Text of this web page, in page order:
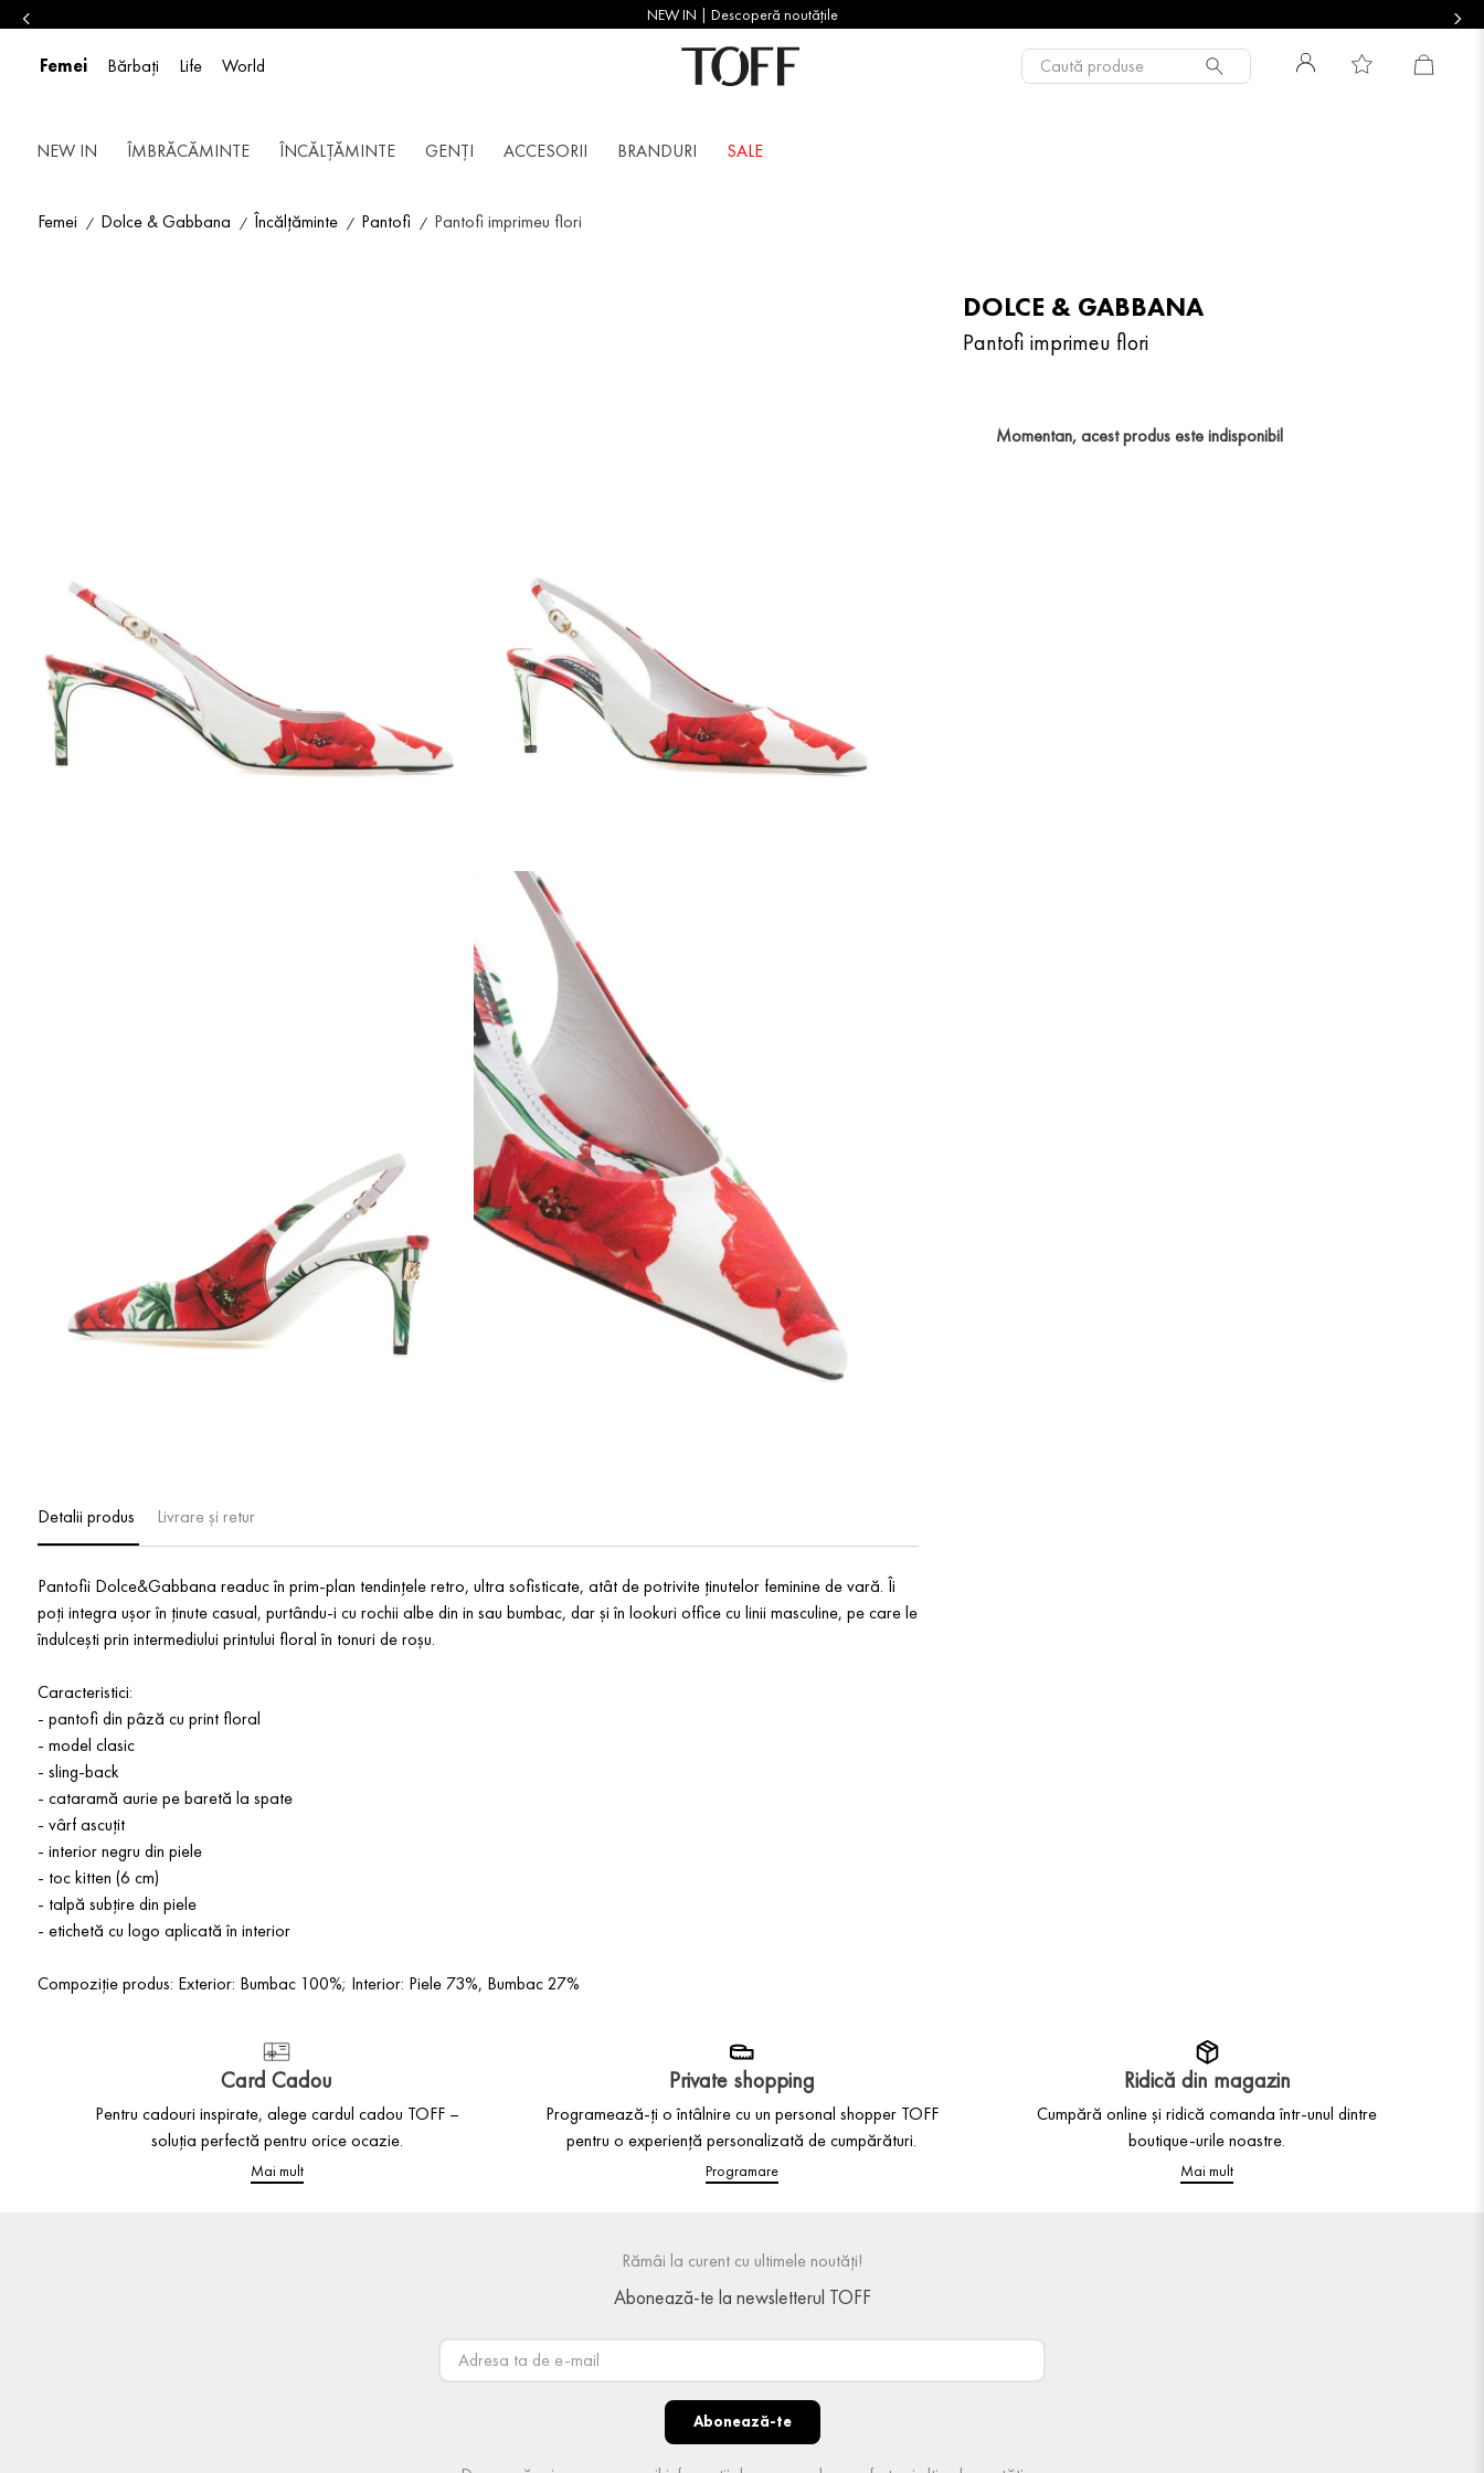
NEW IN | Descoperă noutățile
Femei Bărbați Life World Caută produse
NEW IN ÎMBRĂCĂMINTE ÎNCĂLȚĂMINTE GENȚI ACCESORII BRANDURI SALE
Femei Dolce & Gabbana Încălțăminte Pantofi Pantofi imprimeu flori
DOLCE & GABBANA
Pantofi imprimeu flori
Momentan, acest produs este indisponibil
Detalii produs Livrare și retur
Pantofii Dolce&Gabbana readuc în prim-plan tendințele retro, ultra sofisticate, atât de potrivite ținutelor feminine de vară. Îi
poți integra ușor în ținute casual, purtându-i cu rochii albe din in sau bumbac, dar și în lookuri office cu linii masculine, pe care le
îndulcești prin intermediului printului floral în tonuri de roșu.
Caracteristici:
- pantofi din pâză cu print floral
- model clasic
- sling-back
- cataramă aurie pe baretă la spate
- vârf ascuțit
- interior negru din piele
- toc kitten (6 cm)
- talpă subțire din piele
- etichetă cu logo aplicată în interior
Compoziție produs: Exterior: Bumbac 100%; Interior: Piele 73%, Bumbac 27%
Card Cadou
Pentru cadouri inspirate, alege cardul cadou TOFF –
soluția perfectă pentru orice ocazie.
Mai mult
Private shopping
Programează-ți o întâlnire cu un personal shopper TOFF
pentru o experiență personalizată de cumpărături.
Programare
Ridică din magazin
Cumpără online și ridică comanda într-unul dintre
boutique-urile noastre.
Mai mult
Rămâi la curent cu ultimele noutăți!
Abonează-te la newsletterul TOFF
Abonează-te